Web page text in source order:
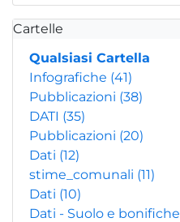
Cartelle
Qualsiasi Cartella
Infografiche (41)
Pubblicazioni (38)
DATI (35)
Pubblicazioni (20)
Dati (12)
stime_comunali (11)
Dati (10)
Dati - Suolo e bonifiche